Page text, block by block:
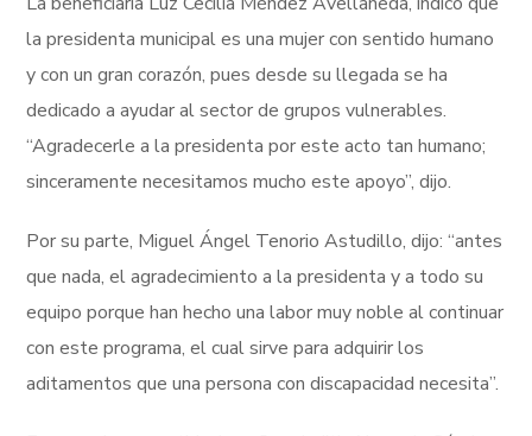
la presidenta municipal es una mujer con sentido humano
y con un gran corazón, pues desde su llegada se ha
dedicado a ayudar al sector de grupos vulnerables.
“Agradecerle a la presidenta por este acto tan humano;
sinceramente necesitamos mucho este apoyo”, dijo.
Por su parte, Miguel Ángel Tenorio Astudillo, dijo: “antes
que nada, el agradecimiento a la presidenta y a todo su
equipo porque han hecho una labor muy noble al continuar
con este programa, el cual sirve para adquirir los
aditamentos que una persona con discapacidad necesita”.